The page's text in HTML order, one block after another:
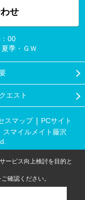
せ
00
季・ＧＷ
エスト
スマップ
PCサイト
マイルメイト藤沢
ービス向上検討を目的と
ご確認ください。